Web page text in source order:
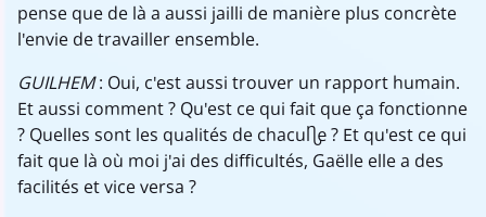
pense que de là a aussi jailli de manière plus concrète
l'envie de travailler ensemble.
GUILHEM: Oui, c'est aussi trouver un rapport humain.
Et aussi comment ? Qu'est ce qui fait que ça fonctionne
? Quelles sont les qualités de chacun..e ? Et qu'est ce qui
fait que là où moi j'ai des difficultés, Gaëlle elle a des
facilités et vice versa ?